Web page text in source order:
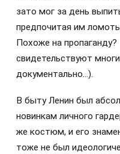
зато мог за день
предпочитая им
Похоже на
свидетельствуют
документально…).
В быту Ленин был
новинкам личного
же костюм, и его
тоже не был